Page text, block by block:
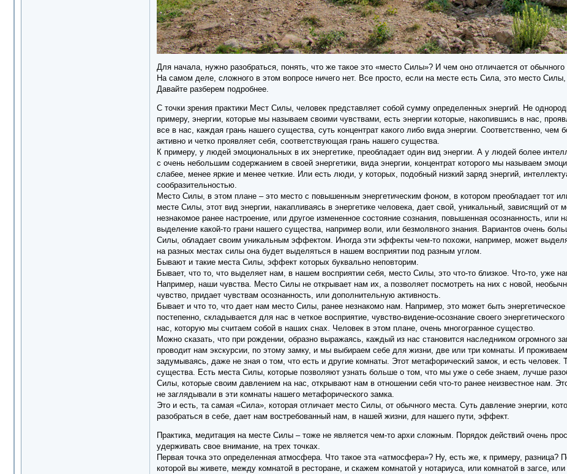
Для начала, нужно разобраться, понять, что же такое это «место Силы»? И чем оно отличается от обычного
На самом деле, сложного в этом вопросе ничего нет. Все просто, если на месте есть Сила, это место
Давайте разберем подробнее.
С точки зрения практики Мест Силы, человек представляет собой сумму определенных энергий. Не
примеру, энергии, которые мы называем своими чувствами, есть энергии которые, накопившись в нас,
все в нас, каждая грань нашего существа, суть концентрат какого либо вида энергии. Соответственно,
активно и четко проявляет себя, соответствующая грань нашего существа.
К примеру, у людей эмоциональных в их энергетике, преобладает один вид энергии. А у людей более
с очень небольшим содержанием в своей энергетики, вида энергии, концентрат которого мы называем
слабее, менее яркие и менее четкие. Или есть люди, у которых, подобный низкий заряд энергий,
сообразительностью.
Место Силы, в этом плане – это место с повышенным энергетическим фоном, в котором преобладает тот
месте Силы, этот вид энергии, накапливаясь в энергетике человека, дает свой, уникальный, зависящий
незнакомое ранее настроение, или другое измененное состояние сознания, повышенная осознанность,
выделение какой-то грани нашего существа, например воли, или безмолвного знания. Вариантов очень
Силы, обладает своим уникальным эффектом. Иногда эти эффекты чем-то похожи, например, может
на разных местах силы она будет выделяться в нашем восприятии под разным углом.
Бывают и такие места Силы, эффект которых буквально неповторим.
Бывает, что то, что выделяет нам, в нашем восприятии себя, место Силы, это что-то близкое. Что-то, уже
Например, наши чувства. Место Силы не открывает нам их, а позволяет посмотреть на них с новой,
чувство, придает чувствам осознанность, или дополнительную активность.
Бывает и что то, что дает нам место Силы, ранее незнакомо нам. Например, это может быть
постепенно, складывается для нас в четкое восприятие, чувство-видение-осознание своего
нас, которую мы считаем собой в наших снах. Человек в этом плане, очень многогранное существо.
Можно сказать, что при рождении, образно выражаясь, каждый из нас становится наследником
проводит нам экскурсии, по этому замку, и мы выбираем себе для жизни, две или три комнаты. И
задумываясь, даже не зная о том, что есть и другие комнаты. Этот метафорический замок, и есть
существа. Есть места Силы, которые позволяют узнать больше о том, что мы уже о себе знаем, лучше
Силы, которые своим давлением на нас, открывают нам в отношении себя что-то ранее неизвестное нам.
не заглядывали в эти комнаты нашего метафорического замка.
Это и есть, та самая «Сила», которая отличает место Силы, от обычного места. Суть давление энергии,
разобраться в себе, дает нам востребованный нам, в нашей жизни, для нашего пути, эффект.
Практика, медитация на месте Силы – тоже не является чем-то архи сложным. Порядок действий очень
удерживать свое внимание, на трех точках.
Первая точка это определенная атмосфера. Что такое эта «атмосфера»? Ну, есть же, к примеру,
которой вы живете, между комнатой в ресторане, и скажем комнатой у нотариуса, или комнатой в загсе,